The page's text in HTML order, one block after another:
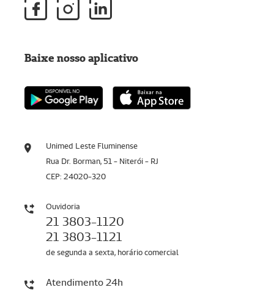
Unimed Leste Fluminense
Rua Dr. Borman, 51 - Niterói - RJ
CEP: 24020-320
Ouvidoria
21 3803-1120
21 3803-1121
de segunda a sexta, horário comercial
Atendimento 24h
Baixe nosso aplicativo